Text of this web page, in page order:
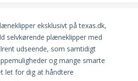
eksklusivt på texas.dk,
selvkørende plæneklipper med
udseende, som samtidigt
og mange smarte
let for dig at håndtere